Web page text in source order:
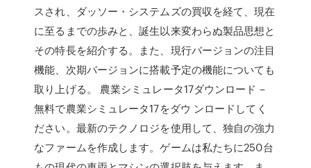
スされ、ダッソー・システムズの買収を経て、現在
に至るまでの歩みと、誕生以来変わらぬ製品思想と
その特長を紹介する。また、現行バージョンの注目
機能、次期バージョンに搭載予定の機能についても
取り上げる。 農業シミュレータ17ダウンロード –
無料で農業シミュレータ17をダウ ンロードしてく
ださい。最新のテクノロジを使用して、独自の強力
なファームを作成します。ゲームは私たちに250台